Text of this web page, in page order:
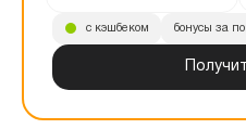
с кэшбеком бонусы за